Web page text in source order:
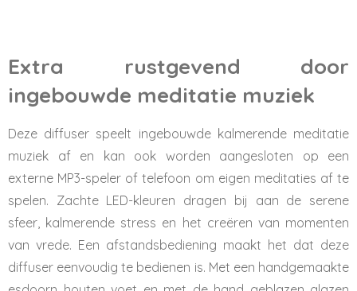
Extra rustgevend door
ingebouwde meditatie muziek
Deze diffuser speelt ingebouwde kalmerende meditatie
muziek af en kan ook worden aangesloten op een
externe MP3-speler of telefoon om eigen meditaties af te
spelen. Zachte LED-kleuren dragen bij aan de serene
sfeer, kalmerende stress en het creëren van momenten
van vrede. Een afstandsbediening maakt het dat deze
diffuser eenvoudig te bedienen is. Met een handgemaakte